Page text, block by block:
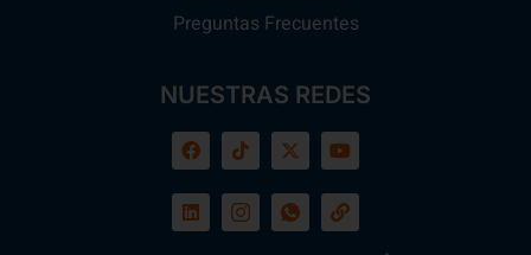
Preguntas Frecuentes
NUESTRAS REDES